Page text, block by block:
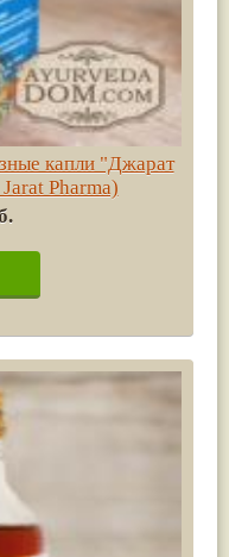
капли "Джарат
Pharma)